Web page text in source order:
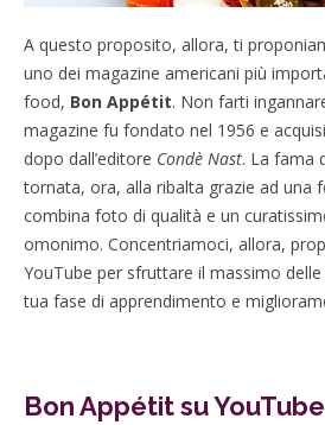
A questo proposito, allora, ti
uno dei magazine americani più
food, Bon Appétit. Non farti
magazine fu fondato nel 1956 e
dopo dall’editore Condè Nast. La fama
tornata, ora, alla ribalta grazie ad una
combina foto di qualità e un
omonimo. Concentriamoci, allora,
YouTube per sfruttare il massimo
tua fase di apprendimento e
Bon Appétit su YouTube